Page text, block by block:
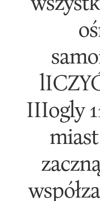
IIIogly